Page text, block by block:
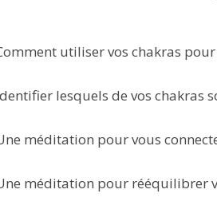
utiliser vos chakras
lesquels de vos chakras
méditation pour vous
méditation pour rééquilibrer